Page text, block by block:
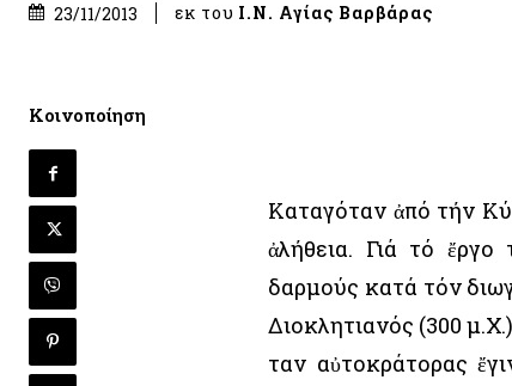
23/11/2013 εκ του Ι.Ν. Αγίας Βαρβάρας
Κοινοποίηση
Καταγόταν ἀπό τήν
ἀλήθεια. Γιά τό
δαρμούς κατά τόν
Διοκλητιανός (300
Ὅταν αὐτοκράτορας